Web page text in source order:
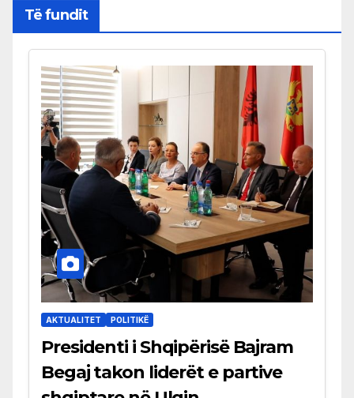
Të fundit
AKTUALITET POLITIKË
Presidenti i Shqipërisë Bajram
Begaj takon liderët e partive